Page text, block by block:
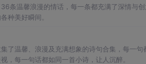
条温馨浪漫的情话，每一条都充满了深情与
种美好瞬间。
了温馨、浪漫及充满想象的诗句合集，每一
，每一句话都如同一首小诗，让人沉醉。